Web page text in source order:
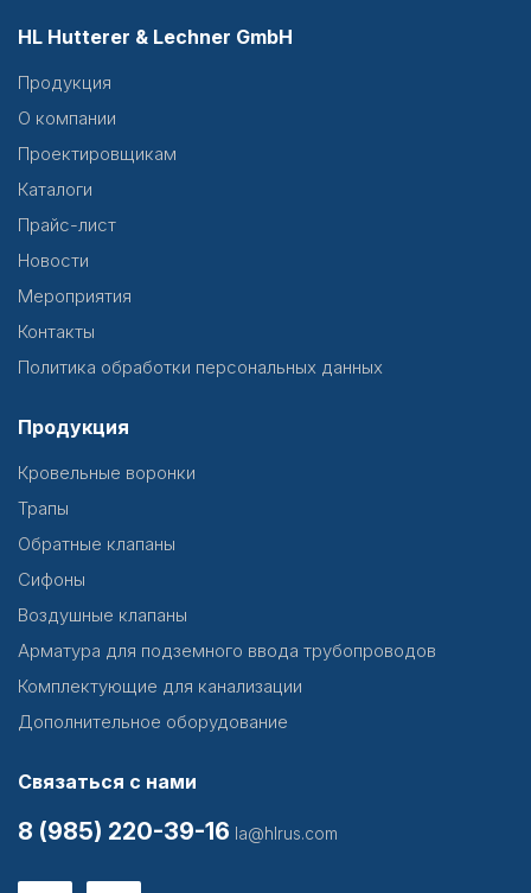
HL Hutterer & Lechner GmbH
Продукция
О компании
Проектировщикам
Каталоги
Прайс-лист
Новости
Мероприятия
Контакты
Политика обработки персональных данных
Продукция
Кровельные воронки
Трапы
Обратные клапаны
Сифоны
Воздушные клапаны
Арматура для подземного ввода трубопроводов
Комплектующие для канализации
Дополнительное оборудование
Связаться с нами
8 (985) 220-39-16 la@hlrus.com